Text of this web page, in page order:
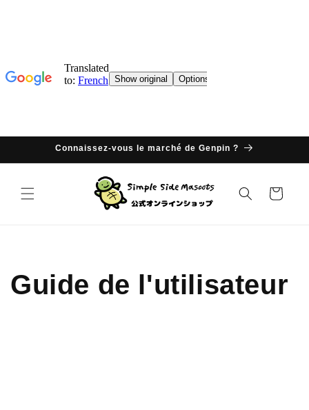
Connaissez-vous le marché de Genpin ?
Panier
Guide de l'utilisateur